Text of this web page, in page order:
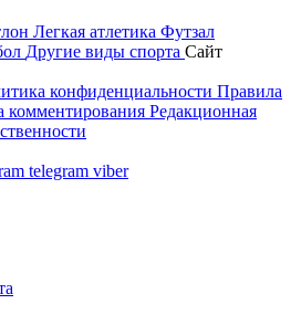
Легкая атлетика Футзал
Другие виды спорта Сайт
конфиденциальности Правила
комментирования Редакционная
telegram viber